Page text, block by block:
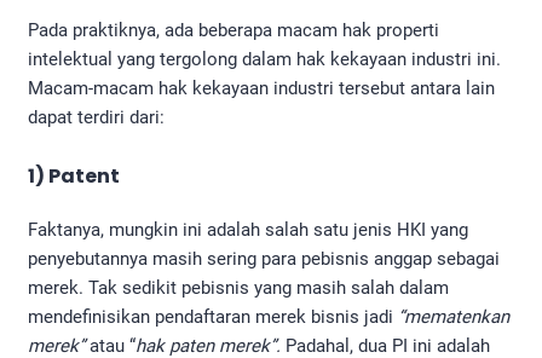
Pada praktiknya, ada beberapa macam hak properti
intelektual yang tergolong dalam hak kekayaan industri ini.
Macam-macam hak kekayaan industri tersebut antara lain
dapat terdiri dari:
1) Patent
Faktanya, mungkin ini adalah salah satu jenis HKI yang
penyebutannya masih sering para pebisnis anggap sebagai
merek. Tak sedikit pebisnis yang masih salah dalam
mendefinisikan pendaftaran merek bisnis jadi “mematenkan
merek”atau “hak paten merek”. Padahal, dua PI ini adalah